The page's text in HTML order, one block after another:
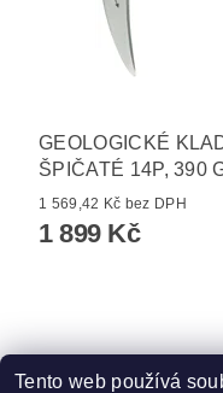
GEOLOGICKÉ
ŠPIČATÉ 14P, 390
1 569,42 Kč bez DPH
1 899 Kč
Tento web používá